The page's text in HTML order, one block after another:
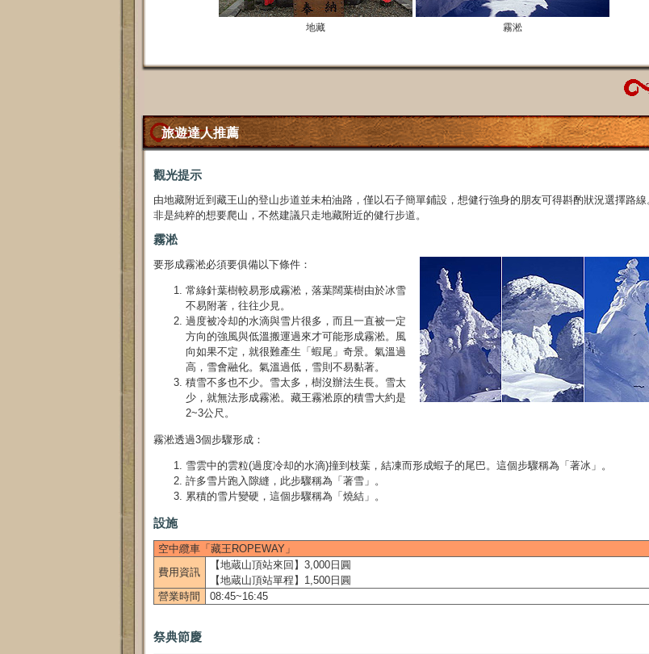
地藏 霧淞
旅遊達人推薦
觀光提示
由地藏附近到藏王山的登山步道並未柏油路，僅以石子簡單鋪設，想健行強身的朋友可得斟酌狀況選擇路
非是純粹的想要爬山，不然建議只走地藏附近的健行步道。
霧淞
要形成霧淞必須要俱備以下條件：
常綠針葉樹較易形成霧淞，落葉闊葉樹由於冰雪
不易附著，往往少見。
過度被冷却的水滴與雪片很多，而且一直被一定
方向的強風與低溫搬運過來才可能形成霧淞。風
向如果不定，就很難產生「蝦尾」奇景。氣溫過
高，雪會融化。氣溫過低，雪則不易黏著。
積雪不多也不少。雪太多，樹沒辦法生長。雪太
少，就無法形成霧淞。藏王霧淞原的積雪大約是
2~3公尺。
霧淞透過3個步驟形成：
雪雲中的雲粒(過度冷却的水滴)撞到枝葉，結凍而形成蝦子的尾巴。這個步驟稱為「著冰」。
許多雪片跑入隙縫，此步驟稱為「著雪」。
累積的雪片變硬，這個步驟稱為「燒結」。
設施
空中纜車「藏王ROPEWAY」
費用資訊
【地蔵山頂站來回】3,000日圓
【地蔵山頂站單程】1,500日圓
營業時間
08:45~16:45
祭典節慶